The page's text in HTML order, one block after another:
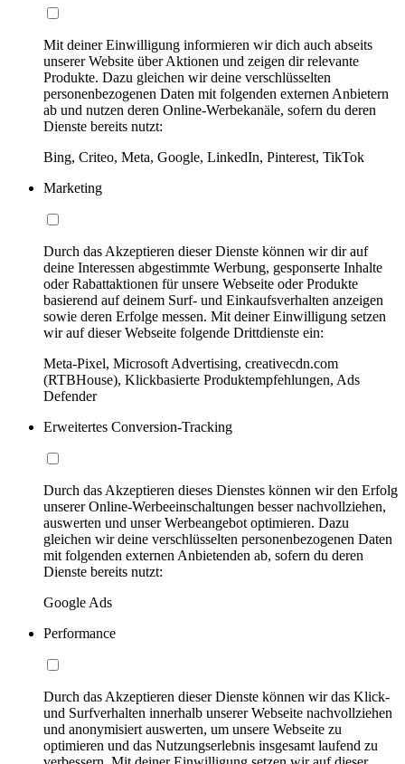
Mit deiner Einwilligung informieren wir dich auch abseits
unserer Website über Aktionen und zeigen dir relevante
Produkte. Dazu gleichen wir deine verschlüsselten
personenbezogenen Daten mit folgenden externen Anbietern
ab und nutzen deren Online-Werbekanäle, sofern du deren
Dienste bereits nutzt:
Bing, Criteo, Meta, Google, LinkedIn, Pinterest, TikTok
Marketing
Durch das Akzeptieren dieser Dienste können wir dir auf
deine Interessen abgestimmte Werbung, gesponserte Inhalte
oder Rabattaktionen für unsere Webseite oder Produkte
basierend auf deinem Surf- und Einkaufsverhalten anzeigen
sowie deren Erfolge messen. Mit deiner Einwilligung setzen
wir auf dieser Webseite folgende Drittdienste ein:
Meta-Pixel, Microsoft Advertising, creativecdn.com
(RTBHouse), Klickbasierte Produktempfehlungen, Ads
Defender
Erweitertes Conversion-Tracking
Durch das Akzeptieren dieses Dienstes können wir den Erfolg
unserer Online-Werbeeinschaltungen besser nachvollziehen,
auswerten und unser Werbeangebot optimieren. Dazu
gleichen wir deine verschlüsselten personenbezogenen Daten
mit folgenden externen Anbietenden ab, sofern du deren
Dienste bereits nutzt:
Google Ads
Performance
Durch das Akzeptieren dieser Dienste können wir das Klick-
und Surfverhalten innerhalb unserer Webseite nachvollziehen
und anonymisiert auswerten, um unsere Webseite zu
optimieren und das Nutzungserlebnis insgesamt laufend zu